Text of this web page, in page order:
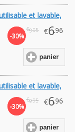
et lavable,
-30%
€9.95 €6.96
panier
et lavable,
-30%
€9.95 €6.96
panier